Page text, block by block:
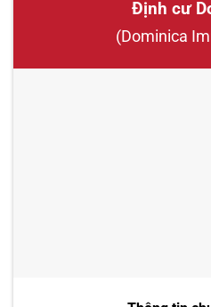
Định cư
(Dominica